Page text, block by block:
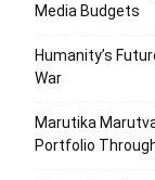
Media Budgets
Humanity’s
War
Marutika
Portfolio